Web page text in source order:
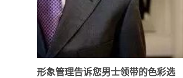
形象管理告诉您男士领带的色彩选